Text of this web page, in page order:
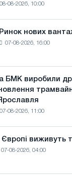
08-08-2026, 10:00
Ринок нових
07-08-2026, 16:00
БМК виробили
07-08-2026, 11:00
Європі виживуть
07-08-2026, 04:00